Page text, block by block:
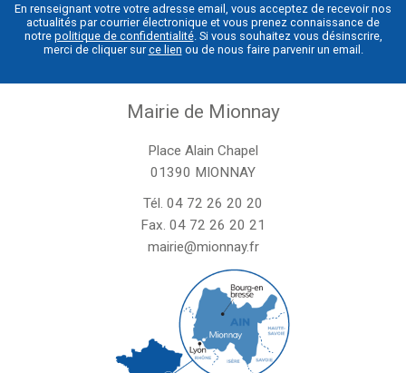
En renseignant votre votre adresse email, vous acceptez de recevoir nos
actualités par courrier électronique et vous prenez connaissance de
notre politique de confidentialité. Si vous souhaitez vous désinscrire,
merci de cliquer surce lien ou de nous faire parvenir un email.
Mairie de Mionnay
Place Alain Chapel
01390 MIONNAY
Tél. 04 72 26 20 20
Fax. 04 72 26 20 21
mairie@mionnay.fr